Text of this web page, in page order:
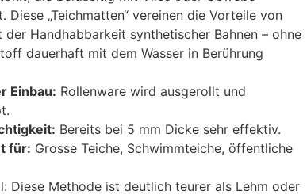
Diese „Teichmatten“ vereinen die Vorteile von
der Handhabbarkeit synthetischer Bahnen – ohne
dauerhaft mit dem Wasser in Berührung
Einbau: Rollenware wird ausgerollt und
Bereits bei 5 mm Dicke sehr effektiv.
für: Grosse Teiche, Schwimmteiche, öffentliche
Diese Methode ist deutlich teurer als Lehm oder